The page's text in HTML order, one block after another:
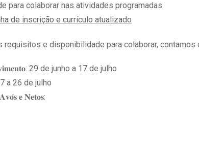
para colaborar nas atividades programadas
de inscrição e currículo atualizado
requisitos e disponibilidade para colaborar,
29 de junho a 17 de julho
a 26 de julho
𝐞 𝐍𝐞𝐭𝐨𝐬: